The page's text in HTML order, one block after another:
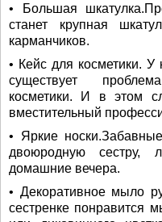
• Большая
станет крупная
карманчиков.
• Кейс для косметики.
существует
косметики. И в этом
вместительный
• Яркие
двоюродную
домашние вечера.
• Декоративное мыло
сестренке понравится